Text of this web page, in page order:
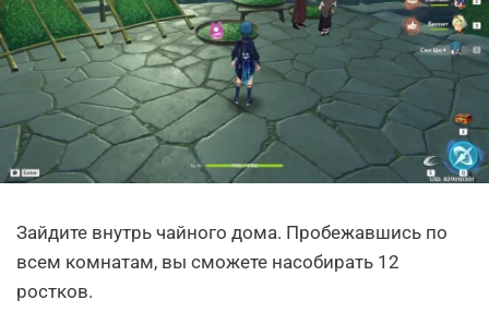
Зайдите внутрь чайного дома. Пробежавшись по
всем комнатам, вы сможете насобирать 12
ростков.